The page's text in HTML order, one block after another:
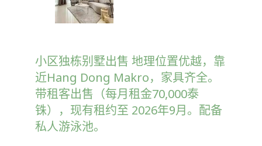
小区独栋别墅出售 地理位置优越，靠
近Hang Dong Makro，家具齐全。
带租客出售（每月租金70,000泰
铢），现有租约至 2026年9月。配备
私人游泳池。